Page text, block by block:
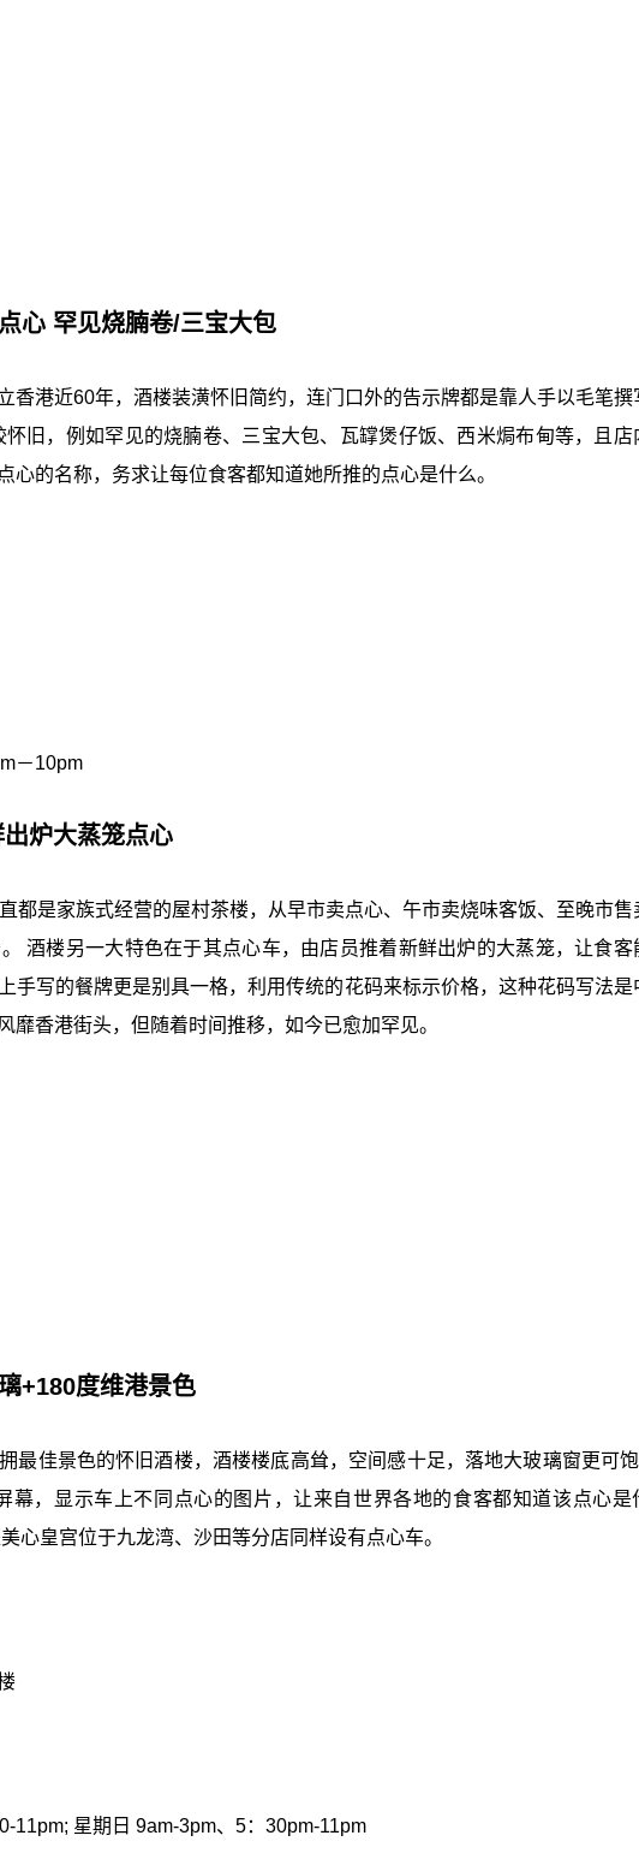
心 罕见烧腩卷/三宝大包
香港近60年，酒楼装潢怀旧简约，连门口外的告示牌都是靠人手以毛笔撰
旧，例如罕见的烧腩卷、三宝大包、瓦罉煲仔饭、西米焗布甸等，且店
的名称，务求让每位食客都知道她所推的点心是什么。
－10pm
炉大蒸笼点心
都是家族式经营的屋村茶楼，从早市卖点心、午市卖烧味客饭、至晚市售
酒楼另一大特色在于其点心车，由店员推着新鲜出炉的大蒸笼，让食客
手写的餐牌更是别具一格，利用传统的花码来标示价格，这种花码写法是
香港街头，但随着时间推移，如今已愈加罕见。
+180度维港景色
最佳景色的怀旧酒楼，酒楼楼底高耸，空间感十足，落地大玻璃窗更可
幕，显示车上不同点心的图片，让来自世界各地的食客都知道该点心是
心皇宫位于九龙湾、沙田等分店同样设有点心车。
11pm; 星期日 9am-3pm、5：30pm-11pm